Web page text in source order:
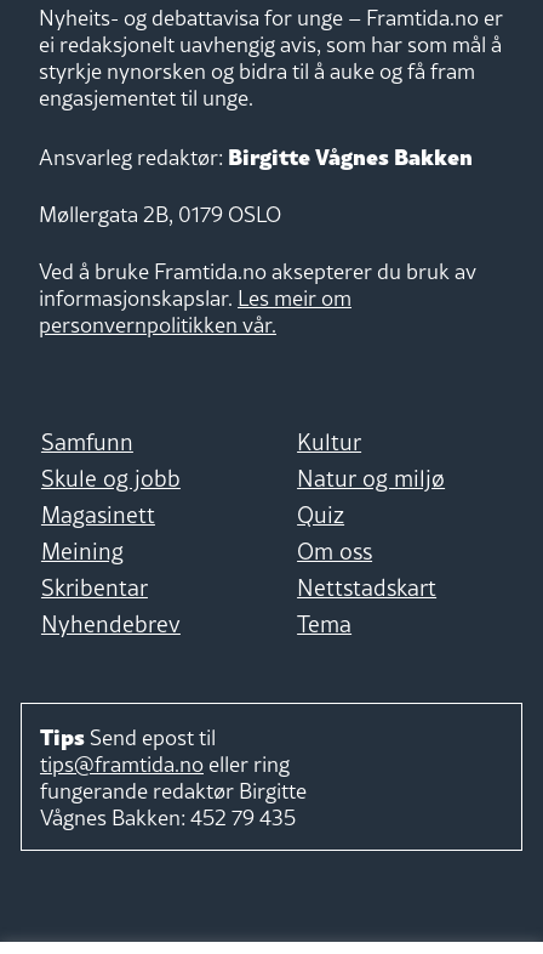
Nyheits- og debattavisa for unge – Framtida.no er
ei redaksjonelt uavhengig avis, som har som mål å
styrkje nynorsken og bidra til å auke og få fram
engasjementet til unge.
Ansvarleg redaktør: Birgitte Vågnes Bakken
Møllergata 2B, 0179 OSLO
Ved å bruke Framtida.no aksepterer du bruk av
informasjonskapslar. Les meir om
personvernpolitikken vår.
Samfunn
Kultur
Skule og jobb
Natur og miljø
Magasinett
Quiz
Meining
Om oss
Skribentar
Nettstadskart
Nyhendebrev
Tema
Tips Send epost til
tips@framtida.no eller ring
fungerande redaktør Birgitte
Vågnes Bakken: 452 79 435